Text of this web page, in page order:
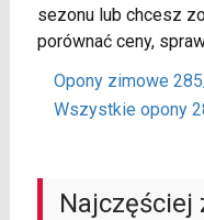
sezonu lub chcesz
porównać ceny,
Opony zimowe
Wszystkie opony
Najczęściej